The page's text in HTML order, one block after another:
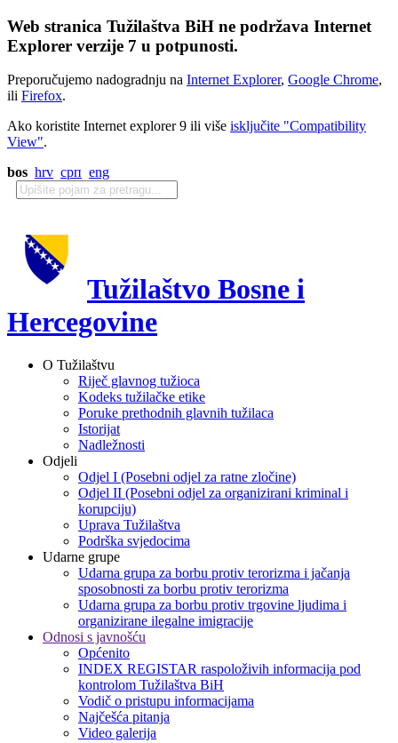
Web stranica Tužilaštva BiH ne podržava Internet
Explorer verzije 7 u potpunosti.
Preporučujemo nadogradnju na Internet Explorer, Google Chrome,
ili Firefox.
Ako koristite Internet explorer 9 ili više isključite "Compatibility
View".
bos hrv срп eng
Tužilaštvo Bosne i
Hercegovine
O Tužilaštvu
Riječ glavnog tužioca
Kodeks tužilačke etike
Poruke prethodnih glavnih tužilaca
Istorijat
Nadležnosti
Odjeli
Odjel I (Posebni odjel za ratne zločine)
Odjel II (Posebni odjel za organizirani kriminal i
korupciju)
Uprava Tužilaštva
Podrška svjedocima
Udarne grupe
Udarna grupa za borbu protiv terorizma i jačanja
sposobnosti za borbu protiv terorizma
Udarna grupa za borbu protiv trgovine ljudima i
organizirane ilegalne imigracije
Odnosi s javnošću
Općenito
INDEX REGISTAR raspoloživih informacija pod
kontrolom Tužilaštva BiH
Vodič o pristupu informacijama
Najčešća pitanja
Video galerija